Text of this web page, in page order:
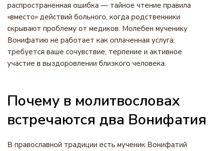
распространенная ошибка — тайное чтение правила
«вместо» действий больного, когда родственники
скрывают проблему от медиков. Молебен мученику
Вонифатию не работает как оплаченная услуга:
требуется ваше сочувствие, терпение и активное
участие в выздоровлении близкого человека.
Почему в молитвословах
встречаются два Вонифатия
В православной традиции есть мученик Вонифатий